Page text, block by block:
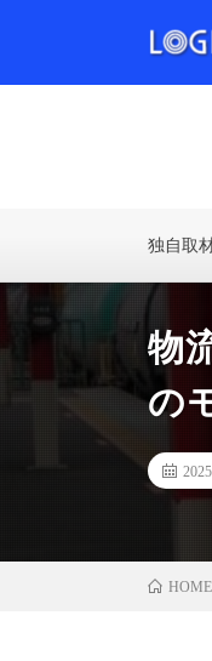
独自取
物
の
HOME